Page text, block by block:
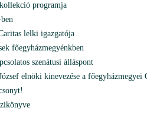
programja
lelki igazgatója
főegyházmegyénkben
szenátusi álláspont
elnöki kinevezése a főegyházmegyei